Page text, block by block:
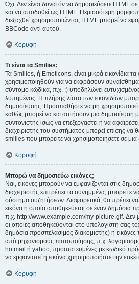
Όχι. Δεν είναι δυνατόν να δημοσιεύσετε HTML
και να αποδοθεί ως HTML. Περισσότερη
διεξαχθεί χρησιμοποιώντας HTML μπορεί να
BBCode αντί αυτού.
Κορυφή
Τι είναι τα Smilies;
Τα Smilies, ή Emoticons, είναι μικρά εικονίδια
χρησιμοποιηθούν για να εκφράσουν
σύντομο κώδικα, π.χ. :) υποδηλώνει
λυπημένος. Η πλήρης λίστα των εικονιδίων
δημοσίευσης. Προσπαθήστε να μη
καθώς μπορεί να καταστήσουν μια δημοσίευση
συντονιστής ίσως να επεξεργαστεί ή να
διαχειριστής του συστήματος μπορεί επίσης να
smilies που μπορείτε να χρησιμοποιήσετε σε
Κορυφή
Μπορώ να δημοσιεύω εικόνες;
Ναι, εικόνες μπορούν να εμφανίζονται στις
διαχειριστής επιτρέπει τα συνημμένα, μπορείτε
σύστημα συζητήσεων. Διαφορετικά, θα πρέπει
εικόνα η οποία αποθηκεύεται σε έναν δημόσια
π.χ. http://www.example.com/my-picture.gif. Δεν
οι οποίες αποθηκεύονται στο υπολογιστή σας
δημόσια προσπελάσιμος διακομιστής) ή
από μηχανισμούς πιστοποίησης, π.χ.
hotmail ή yahoo, προστατευμένες με κωδικό
να εμφανιστεί η εικόνα χρησιμοποιήστε την
Κορυφή